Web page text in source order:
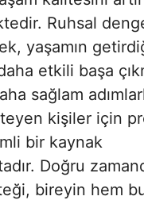
Ruhsal
yaşamın
etkili başa
sağlam
kişiler için
bir kaynak
Doğru
bireyin hem